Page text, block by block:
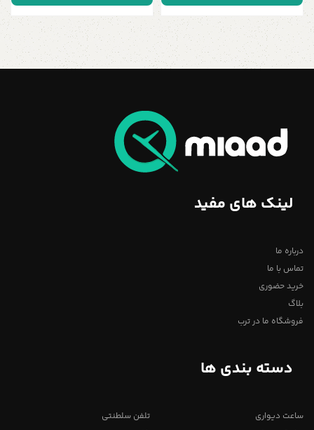
لینک های مفید
درباره ما
تماس با ما
خرید حضوری
بلاگ
فروشگاه ما در ترب
دسته بندی ها
ساعت دیواری
تلفن سلطنتی